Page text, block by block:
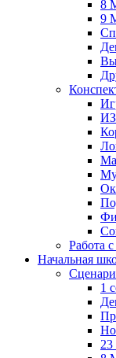
8
9
Работа
Начальная
1